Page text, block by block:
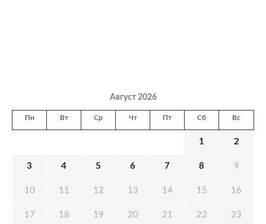
Август 2026
Пн Вт Ср Чт Пт Сб Вс
1 2
3 4 5 6 7 8 9
10 11 12 13 14 15 16
17 18 19 20 21 22 23